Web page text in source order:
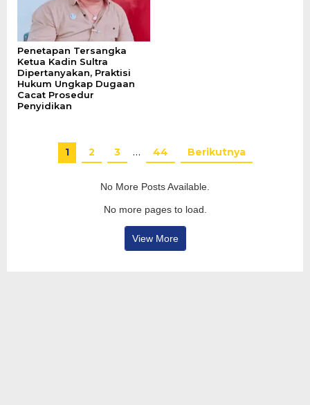
Penetapan Tersangka
Ketua Kadin Sultra
Dipertanyakan, Praktisi
Hukum Ungkap Dugaan
Cacat Prosedur
Penyidikan
1 2 3 … 44 Berikutnya
No More Posts Available.
No more pages to load.
View More